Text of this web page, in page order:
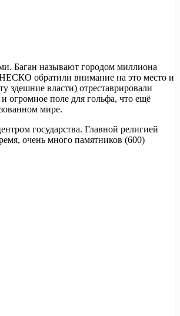
Баган называют городом миллиона
обратили внимание на это место и
здешние власти) отреставрировали
огромное поле для гольфа, что ещё
мире.
государства. Главной религией
очень много памятников (600)